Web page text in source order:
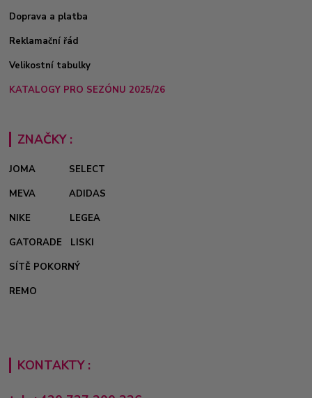
Doprava a platba
Reklamační řád
Velikostní tabulky
KATALOGY PRO SEZÓNU 2025/26
ZNAČKY :
JOMA
SELECT
MEVA
ADIDAS
NIKE
LEGEA
GATORADE
LISKI
SÍTĚ POKORNÝ
REMO
KONTAKTY :